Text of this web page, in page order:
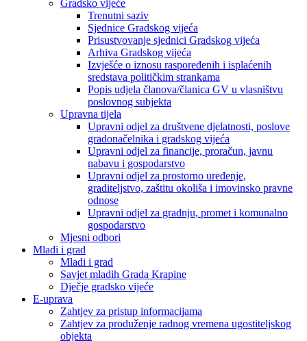
Gradsko vijeće
Trenutni saziv
Sjednice Gradskog vijeća
Prisustvovanje sjednici Gradskog vijeća
Arhiva Gradskog vijeća
Izvješće o iznosu raspoređenih i isplaćenih
sredstava političkim strankama
Popis udjela članova/članica GV u vlasništvu
poslovnog subjekta
Upravna tijela
Upravni odjel za društvene djelatnosti, poslove
gradonačelnika i gradskog vijeća
Upravni odjel za financije, proračun, javnu
nabavu i gospodarstvo
Upravni odjel za prostorno uređenje,
graditeljstvo, zaštitu okoliša i imovinsko pravne
odnose
Upravni odjel za gradnju, promet i komunalno
gospodarstvo
Mjesni odbori
Mladi i grad
Mladi i grad
Savjet mladih Grada Krapine
Dječje gradsko vijeće
E-uprava
Zahtjev za pristup informacijama
Zahtjev za produženje radnog vremena ugostiteljskog
objekta